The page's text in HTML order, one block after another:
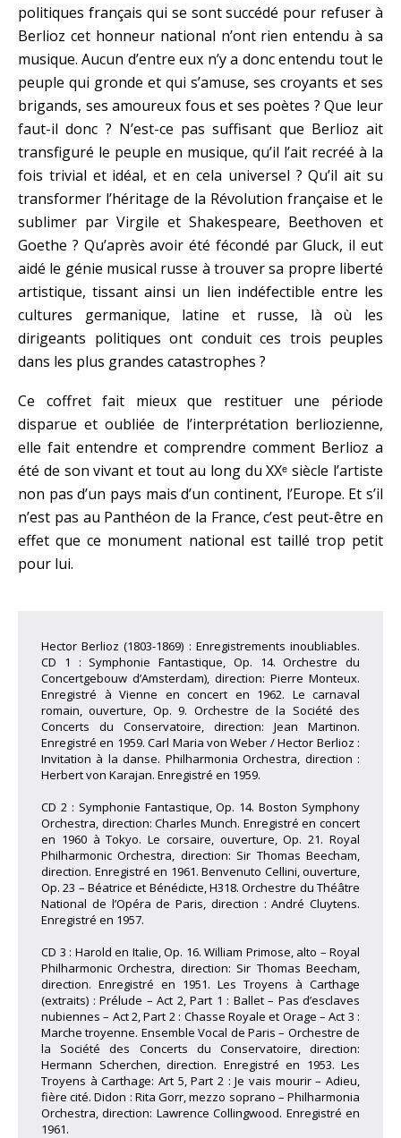
politiques français qui se sont succédé pour refuser à
Berlioz cet honneur national n’ont rien entendu à sa
musique. Aucun d’entre eux n’y a donc entendu tout le
peuple qui gronde et qui s’amuse, ses croyants et ses
brigands, ses amoureux fous et ses poètes ? Que leur
faut-il donc ? N’est-ce pas suffisant que Berlioz ait
transfiguré le peuple en musique, qu’il l’ait recréé à la
fois trivial et idéal, et en cela universel ? Qu’il ait su
transformer l’héritage de la Révolution française et le
sublimer par Virgile et Shakespeare, Beethoven et
Goethe ? Qu’après avoir été fécondé par Gluck, il eut
aidé le génie musical russe à trouver sa propre liberté
artistique, tissant ainsi un lien indéfectible entre les
cultures germanique, latine et russe, là où les
dirigeants politiques ont conduit ces trois peuples
dans les plus grandes catastrophes ?
Ce coffret fait mieux que restituer une période
disparue et oubliée de l’interprétation berliozienne,
elle fait entendre et comprendre comment Berlioz a
été de son vivant et tout au long du XXᵉ siècle l’artiste
non pas d’un pays mais d’un continent, l’Europe. Et s’il
n’est pas au Panthéon de la France, c’est peut-être en
effet que ce monument national est taillé trop petit
pour lui.
Hector Berlioz (1803-1869) : Enregistrements inoubliables.
CD 1 : Symphonie Fantastique, Op. 14. Orchestre du
Concertgebouw d’Amsterdam), direction: Pierre Monteux.
Enregistré à Vienne en concert en 1962. Le carnaval
romain, ouverture, Op. 9. Orchestre de la Société des
Concerts du Conservatoire, direction: Jean Martinon.
Enregistré en 1959. Carl Maria von Weber / Hector Berlioz :
Invitation à la danse. Philharmonia Orchestra, direction :
Herbert von Karajan. Enregistré en 1959.
CD 2 : Symphonie Fantastique, Op. 14. Boston Symphony
Orchestra, direction: Charles Munch. Enregistré en concert
en 1960 à Tokyo. Le corsaire, ouverture, Op. 21. Royal
Philharmonic Orchestra, direction: Sir Thomas Beecham,
direction. Enregistré en 1961. Benvenuto Cellini, ouverture,
Op. 23 – Béatrice et Bénédicte, H318. Orchestre du Théâtre
National de l’Opéra de Paris, direction : André Cluytens.
Enregistré en 1957.
CD 3 : Harold en Italie, Op. 16. William Primose, alto – Royal
Philharmonic Orchestra, direction: Sir Thomas Beecham,
direction. Enregistré en 1951. Les Troyens à Carthage
(extraits) : Prélude – Act 2, Part 1 : Ballet – Pas d’esclaves
nubiennes – Act 2, Part 2 : Chasse Royale et Orage – Act 3 :
Marche troyenne. Ensemble Vocal de Paris – Orchestre de
la Société des Concerts du Conservatoire, direction:
Hermann Scherchen, direction. Enregistré en 1953. Les
Troyens à Carthage: Art 5, Part 2 : Je vais mourir – Adieu,
fière cité. Didon : Rita Gorr, mezzo soprano – Philharmonia
Orchestra, direction: Lawrence Collingwood. Enregistré en
1961.